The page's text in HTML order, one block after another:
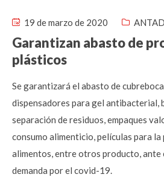
19 de marzo de 2020
Garantizan abasto de
plásticos
Se garantizará el abasto de
dispensadores para gel antibacterial,
separación de residuos, empaques
consumo alimenticio, películas para
alimentos, entre otros producto, ante
demanda por el covid-19.